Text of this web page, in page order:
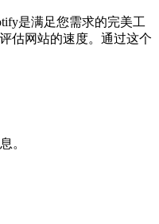
是满足您需求的完美工
估网站的速度。通过这个
。